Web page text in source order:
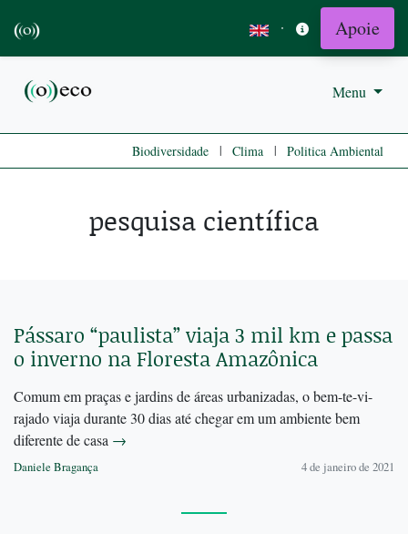
· Apoie
Menu
Biodiversidade | Clima | Politica Ambiental
pesquisa científica
Pássaro “paulista” viaja 3 mil km e passa
o inverno na Floresta Amazônica
Comum em praças e jardins de áreas urbanizadas, o bem-te-vi-
rajado viaja durante 30 dias até chegar em um ambiente bem
diferente de casa →
Daniele Bragança 4 de janeiro de 2021